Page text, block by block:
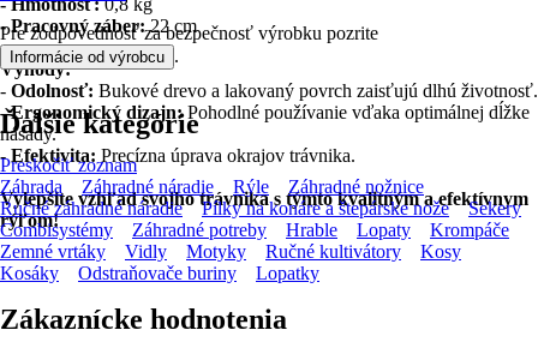
- Hmotnosť:0,8 kg
- Pracovný záber:22 cm
Výhody:
- Odolnosť: Bukové drevo a lakovaný povrch zaisťujú dlhú životnosť.
-Ergonomický dizajn:Pohodlné používanie vďaka optimálnej dĺžke
násady.
-Efektivita: Precízna úprava okrajov trávnika.
Vylepšite vzhľad svojho trávnika s týmto kvalitným a efektívnym
rýľom!
Pre zodpovednosť za bezpečnosť výrobku pozrite
Informácie od výrobcu .
Ďalšie kategórie
Preskočiť zoznam
Záhrada
Záhradné náradie Rýle
Záhradné nožnice
Ručné záhradné náradie
Pílky na konáre a štepárske nože
Sekery
Combisystémy
Záhradné potreby Hrable Lopaty
Krompáče
Zemné vrtáky
Vidly Motyky Ručné kultivátory
Kosy
Kosáky
Odstraňovače buriny Lopatky
Zákaznícke hodnotenia